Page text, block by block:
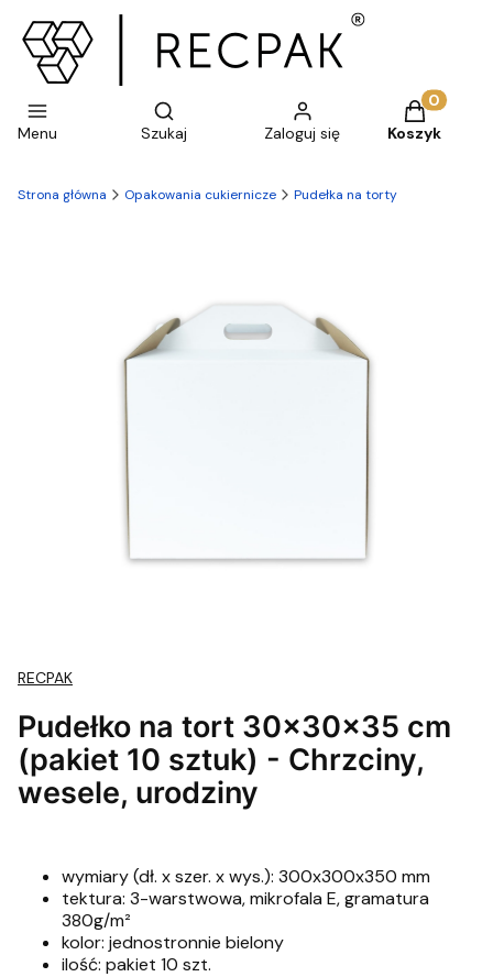
Menu
Otwórz wyszukiwarkę
Szukaj Zaloguj się
Produkty
Koszyk
Strona główna Opakowania cukiernicze Pudełka na torty
RECPAK
Pudełko na tort 30x30x35 cm
(pakiet 10 sztuk) - Chrzciny,
wesele, urodziny
wymiary (dł. x szer. x wys.): 300x300x350 mm
tektura: 3-warstwowa, mikrofala E, gramatura
380g/m²
kolor: jednostronnie bielony
ilość: pakiet 10 szt.